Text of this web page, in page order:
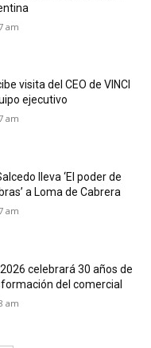
am
visita del CEO de VINCI
ejecutivo
am
lleva ‘El poder de
a Loma de Cabrera
am
celebrará 30 años de
del comercial
am